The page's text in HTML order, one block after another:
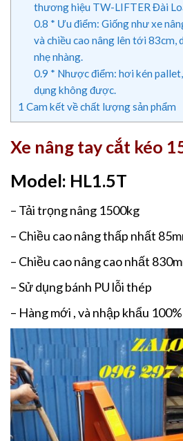
thương hiệu TW-LIFTER Đài
0.8 * Ưu điểm: Giống như xe
và chiều cao nâng lên tới 83cm,
nhẹ nhàng.
0.9 * Nhược điểm: hơi kén
dụng không được.
1 Cam kết về chất lượng sản phẩm
Xe nâng tay cắt kéo
Model: HL1.5T
– Tải trọng nâng 1500kg
– Chiều cao nâng thấp nhất
– Chiều cao nâng cao nhất
– Sử dụng bánh PU lỗi thép
– Hàng mới , và nhập khẩu